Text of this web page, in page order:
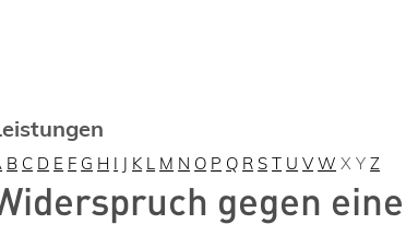
B C D E F G H I J K L M N O P Q R S T U V W X Y Z
gegen